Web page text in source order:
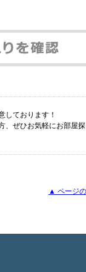
しております！
、ぜひお気軽にお部屋
▲ ページ